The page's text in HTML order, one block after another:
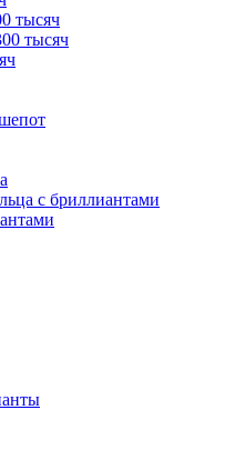
тысяч
тысяч
с бриллиантами